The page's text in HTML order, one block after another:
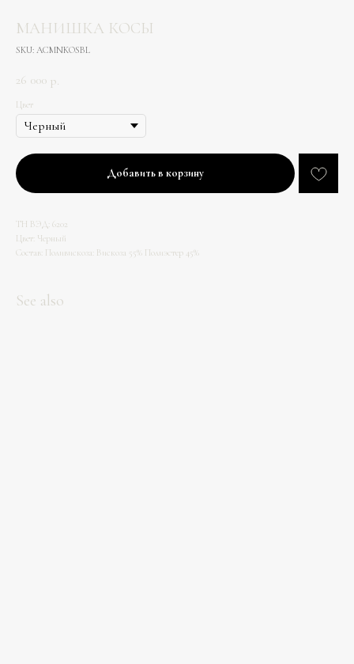
МАНИШКА КОСЫ
SKU: ACMNKOSBL
26 000 р.
Цвет
Добавить в корзину
ТН ВЭД: 6202
Цвет: Черный
Состав: Поливискоза: Вискоза 55% Полиэстер 45%
See also